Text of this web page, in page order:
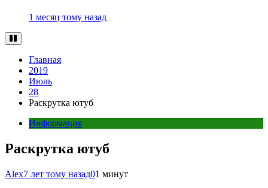
1 месяц тому назад
Главная
2019
Июль
28
Раскрутка ютуб
Информация
Раскрутка ютуб
Alex7 лет тому назад01 минут